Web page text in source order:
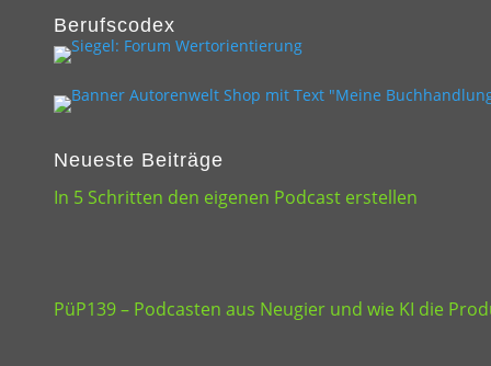
Berufscodex
Neueste Beiträge
In 5 Schritten den eigenen Podcast erstellen
PüP139 – Podcasten aus Neugier und wie KI die